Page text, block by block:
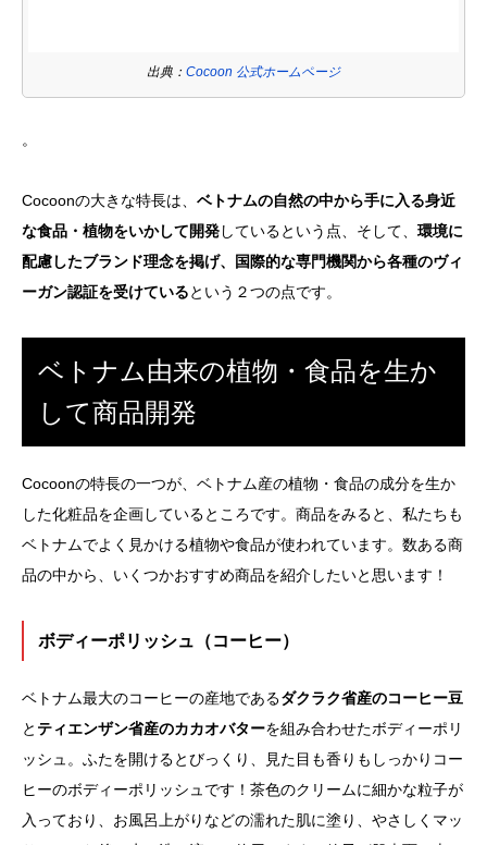
出典： Cocoon 公式ホームページ
。
Cocoonの大きな特長は、 ベトナムの自然の中から手に入る身近
な食品・植物をいかして開発しているという点、そして、 環境に
配慮したブランド理念を掲げ、国際的な専門機関から各種のヴィ
ーガン認証を受けているという２つの点です。
ベトナム由来の植物・食品を生か
して商品開発
Cocoonの特長の一つが、ベトナム産の植物・食品の成分を生か
した化粧品を企画しているところです。商品をみると、私たちも
ベトナムでよく見かける植物や食品が使われています。数ある商
品の中から、いくつかおすすめ商品を紹介したいと思います！
ボディーポリッシュ（コーヒー）
ベトナム最大のコーヒーの産地であるダクラク省産のコーヒー豆
と ティエンザン省産のカカオバターを組み合わせたボディーポリ
ッシュ。ふたを開けるとびっくり、見た目も香りもしっかりコー
ヒーのボディーポリッシュです！茶色のクリームに細かな粒子が
入っており、お風呂上がりなどの濡れた肌に塗り、やさしくマッ